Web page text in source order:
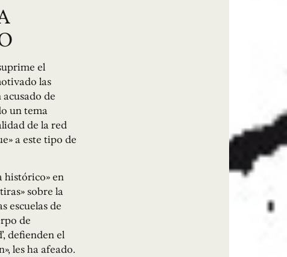
el
las
de
un tema
de la red
a este tipo de
histórico» en
sobre la
escuelas de
de
defienden el
les ha afeado.